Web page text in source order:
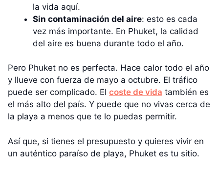
la vida aquí.
Sin contaminación del aire: esto es cada
vez más importante. En Phuket, la calidad
del aire es buena durante todo el año.
Pero Phuket no es perfecta. Hace calor todo el año
y llueve con fuerza de mayo a octubre. El tráfico
puede ser complicado. El coste de vida también es
el más alto del país. Y puede que no vivas cerca de
la playa a menos que te lo puedas permitir.
Así que, si tienes el presupuesto y quieres vivir en
un auténtico paraíso de playa, Phuket es tu sitio.